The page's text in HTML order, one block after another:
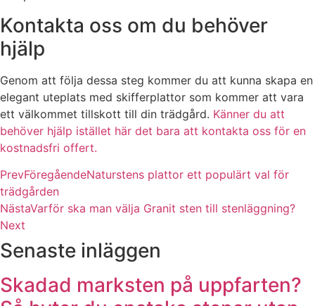
Kontakta oss om du behöver
hjälp
Genom att följa dessa steg kommer du att kunna skapa en
elegant uteplats med skifferplattor som kommer att vara
ett välkommet tillskott till din trädgård. Känner du att
behöver hjälp istället här det bara att kontakta oss för en
kostnadsfri offert.
PrevFöregåendeNaturstens plattor ett populärt val för
trädgården
NästaVarför ska man välja Granit sten till stenläggning?
Next
Senaste inläggen
Skadad marksten på uppfarten?